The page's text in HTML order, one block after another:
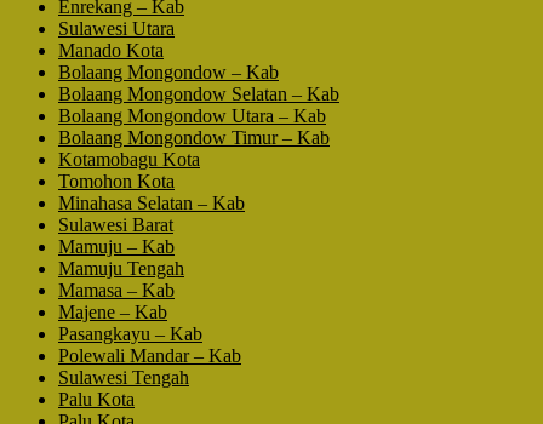
Enrekang – Kab
Sulawesi Utara
Manado Kota
Bolaang Mongondow – Kab
Bolaang Mongondow Selatan – Kab
Bolaang Mongondow Utara – Kab
Bolaang Mongondow Timur – Kab
Kotamobagu Kota
Tomohon Kota
Minahasa Selatan – Kab
Sulawesi Barat
Mamuju – Kab
Mamuju Tengah
Mamasa – Kab
Majene – Kab
Pasangkayu – Kab
Polewali Mandar – Kab
Sulawesi Tengah
Palu Kota